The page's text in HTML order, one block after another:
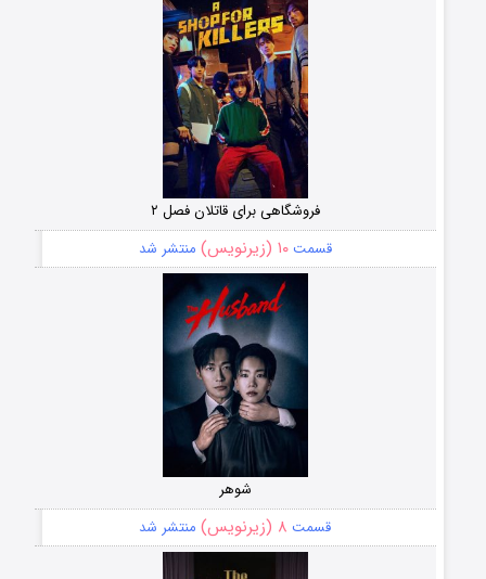
فروشگاهی برای قاتلان فصل ۲
قسمت۱۰ (زیرنویس) منتشر شد
شوهر
قسمت ۸ (زیرنویس) منتشر شد